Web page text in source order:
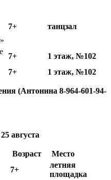
7+ танцзал
7+
1 этаж, №102
7+ 1 этаж, №102
(Антонина 8-964-601-94-
25 августа
Возраст
Место
7+
летняя
площадка